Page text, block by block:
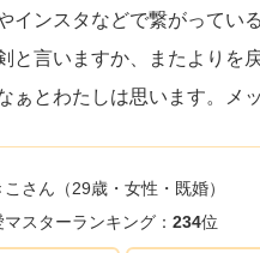
インスタなどで繋がってい
と言いますか、またよりを
ぁとわたしは思います。メ
こさん （29歳・女性・既婚）
マスターランキング： 234位